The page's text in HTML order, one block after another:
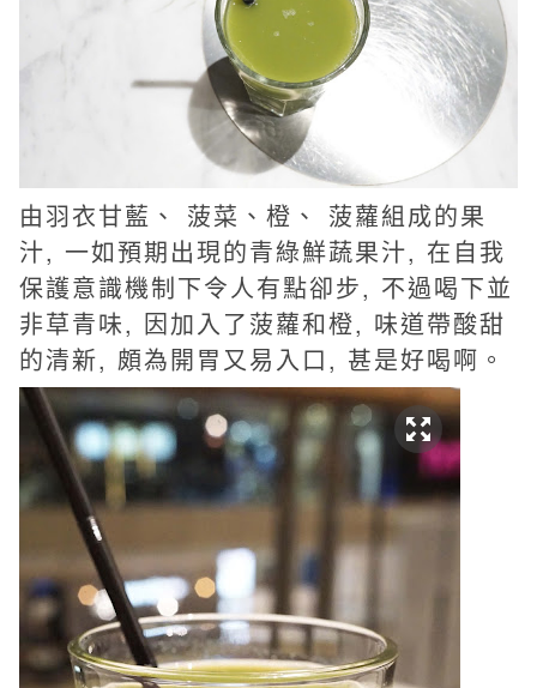
由羽衣甘藍、 菠菜、橙、 菠蘿組成的果
汁, 一如預期出現的青綠鮮蔬果汁, 在自我
保護意識機制下令人有點卻步, 不過喝下並
非草青味, 因加入了菠蘿和橙, 味道帶酸甜
的清新, 頗為開胃又易入口, 甚是好喝啊。